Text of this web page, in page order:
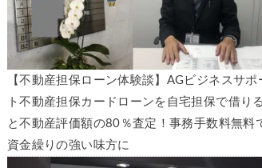
【不動産担保ローン体験談】AGビジネスサポ
ト不動産担保カードローンを自宅担保で借りる
と不動産評価額の80％査定！事務手数料無料
資金繰りの強い味方に